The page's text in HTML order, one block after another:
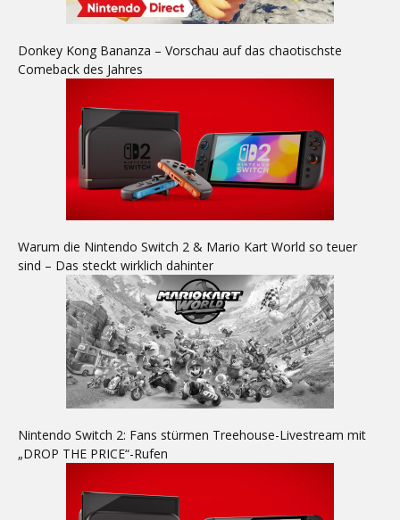
Donkey Kong Bananza – Vorschau auf das chaotischste
Comeback des Jahres
Warum die Nintendo Switch 2 & Mario Kart World so teuer
sind – Das steckt wirklich dahinter
Nintendo Switch 2: Fans stürmen Treehouse-Livestream mit
„DROP THE PRICE“-Rufen